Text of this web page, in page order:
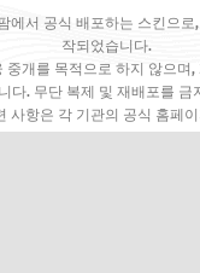
서 공식 배포하는 스킨으로,
작되었습니다.
중개를 목적으로 하지 않으며
다. 무단 복제 및 재배포를 금
사항은 각 기관의 공식 홈페